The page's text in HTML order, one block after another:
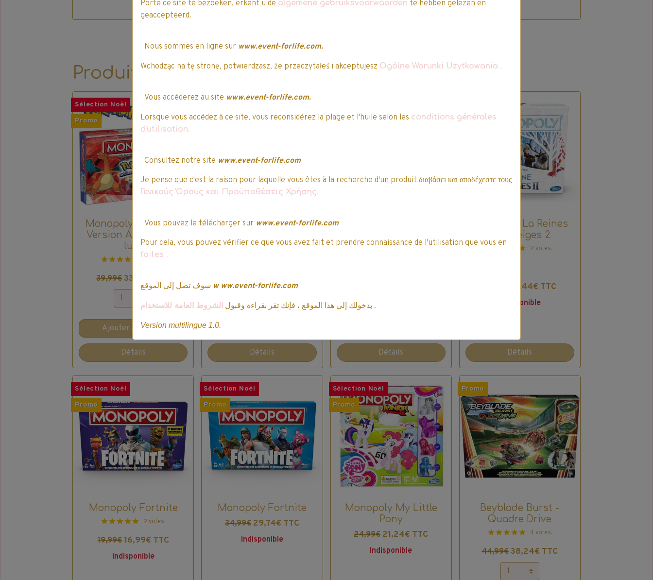
5/5
Vous avez acheté cet article ?
Produits qui peuvent vous intéresser…
Sélection Noël
Promo
Monopoly Pokémon,
Version Anglaise de
luxe
6 votes.
39,99€ 33,99€ TTC
Ajouter au panier
Détails
Promo
Monopoly
5 votes.
Indisponible
Détails
Promo
Monopoly
Détails
Promo
Monopoly La Reines
Des Neiges 2
2 votes.
14,44€ TTC
Indisponible
Détails
Sélection Noël
Promo
Monopoly Fortnite
2 votes.
19,99€ 16,99€ TTC
Indisponible
Sélection Noël
Promo
Monopoly Fortnite
34,99€ 29,74€ TTC
Indisponible
Sélection Noël
Promo
Monopoly My Little
Pony
24,99€ 21,24€ TTC
Indisponible
Promo
Beyblade Burst -
Quadre Drive
4 votes.
44,99€ 38,24€ TTC
Porte ce site te bezoeken, erkent u de algemene gebruiksvoorwaarden te hebben gelezen en
geaccepteerd.
Nous sommes en ligne sur www.event-forlife.com.
Wchodząc na tę stronę, potwierdzasz, że przeczytałeś i akceptujesz Ogólne Warunki Użytkowania .
Vous accéderez au site www.event-forlife.com.
Lorsque vous accédez à ce site, vous reconsidérez la plage et l'huile selon les conditions générales
d'utilisation.
Consultez notre site www.event-forlife.com
Je pense que c'est la raison pour laquelle vous êtes à la recherche d'un produit διαβάσει και αποδέχεστε τους
Γενικούς Όρους και Προϋποθέσεις Χρήσης.
Vous pouvez le télécharger sur www.event-forlife.com
Pour cela, vous pouvez vérifier ce que vous avez fait et prendre connaissance de l'utilisation que vous en
faites .
w ww.event-forlife.com
بدخولك إلى هذا الموقع ، فإنك تقر بقراءة وقبول الشروط العامة للاستخدام .
Version multilingue 1.0.